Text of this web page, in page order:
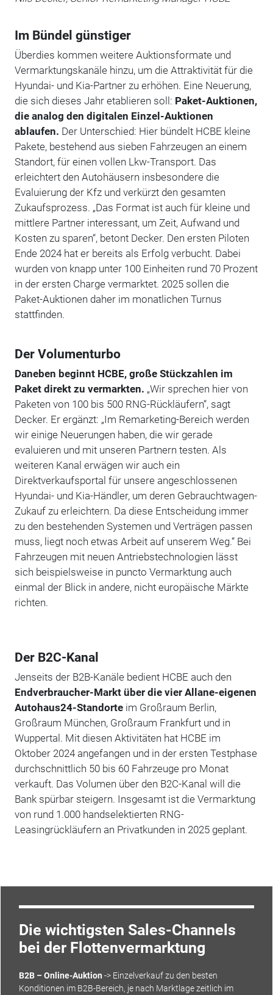
Im Bündel günstiger
Überdies kommen weitere Auktionsformate und
Vermarktungskanäle hinzu, um die Attraktivität für die
Hyundai- und Kia-Partner zu erhöhen. Eine Neuerung,
die sich dieses Jahr etablieren soll: Paket-Auktionen,
die analog den digitalen Einzel-Auktionen
ablaufen. Der Unterschied: Hier bündelt HCBE kleine
Pakete, bestehend aus sieben Fahrzeugen an einem
Standort, für einen vollen Lkw-Transport. Das
erleichtert den Autohäusern insbesondere die
Evaluierung der Kfz und verkürzt den gesamten
Zukaufsprozess. „Das Format ist auch für kleine und
mittlere Partner interessant, um Zeit, Aufwand und
Kosten zu sparen“, betont Decker. Den ersten Piloten
Ende 2024 hat er bereits als Erfolg verbucht. Dabei
wurden von knapp unter 100 Einheiten rund 70 Prozent
in der ersten Charge vermarktet. 2025 sollen die
Paket-Auktionen daher im monatlichen Turnus
stattfinden.
Der Volumenturbo
Daneben beginnt HCBE, große Stückzahlen im
Paket direkt zu vermarkten. „Wir sprechen hier von
Paketen von 100 bis 500 RNG-Rückläufern“, sagt
Decker. Er ergänzt: „Im Remarketing-Bereich werden
wir einige Neuerungen haben, die wir gerade
evaluieren und mit unseren Partnern testen. Als
weiteren Kanal erwägen wir auch ein
Direktverkaufsportal für unsere angeschlossenen
Hyundai- und Kia-Händler, um deren Gebrauchtwagen-
Zukauf zu erleichtern. Da diese Entscheidung immer
zu den bestehenden Systemen und Verträgen passen
muss, liegt noch etwas Arbeit auf unserem Weg.“ Bei
Fahrzeugen mit neuen Antriebstechnologien lässt
sich beispielsweise in puncto Vermarktung auch
einmal der Blick in andere, nicht europäische Märkte
richten.
Der B2C-Kanal
Jenseits der B2B-Kanäle bedient HCBE auch den
Endverbraucher-Markt über die vier Allane-eigenen
Autohaus24-Standorteim Großraum Berlin,
Großraum München, Großraum Frankfurt und in
Wuppertal. Mit diesen Aktivitäten hat HCBE im
Oktober 2024 angefangen und in der ersten Testphase
durchschnittlich 50 bis 60 Fahrzeuge pro Monat
verkauft. Das Volumen über den B2C-Kanal will die
Bank spürbar steigern. Insgesamt ist die Vermarktung
von rund 1.000 handselektierten RNG-
Leasingrückläufern an Privatkunden in 2025 geplant.
Die wichtigsten Sales-Channels
bei der Flottenvermarktung
B2B – Online-Auktion -> Einzelverkauf zu den besten
Konditionen im B2B-Bereich, je nach Marktlage zeitlich im